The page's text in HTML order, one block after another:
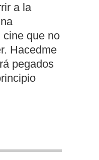
a la
cine que no
Hacedme
pegados